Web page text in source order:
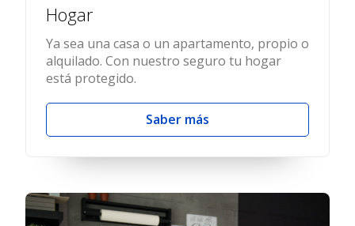
Hogar
Ya sea una casa o un apartamento, propio o
alquilado. Con nuestro seguro tu hogar
está protegido.
Saber más